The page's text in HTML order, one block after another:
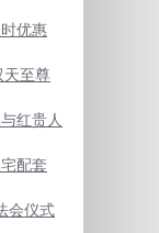
优惠
天至尊
红贵人
配套
会仪式